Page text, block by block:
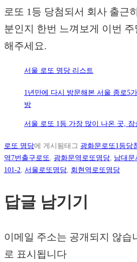
로또 1등 당첨되서 회사 출근
분인지 한번 느껴보게 이번 주
해주세요.
서울 로또 명당 리스트
1년만에 다시 방문해본 서울 종로5
방
서울 로또 1등 가장 많이 나온 곳, 잠
로또 명당에 게시됨태그 광화문로또1등당
역7번출구로또
광화문역로또명당 남대문
101-2 서울로또명당 회현역로또명당
답글 남기기
이메일 주소는 공개되지 않습
로 표시됩니다